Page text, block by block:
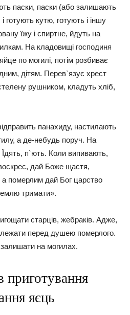
паски, паски (або залишають
кутю, готують і іншу
їжу і спиртне, йдуть на
На кладовищі господиня
по могилі, потім розбиває
дітям. Перев`язує хрест
рушником, кладуть хліб,
панахиду, настилають
а де-небудь поруч. На
п`ють. Коли випивають,
дай Боже щастя,
а померлим дай Бог царство
тримати».
старців, жебраків. Адже,
перед душею померлого.
на могилах.
приготування
яєць